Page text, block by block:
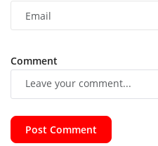
Comment
Post Comment